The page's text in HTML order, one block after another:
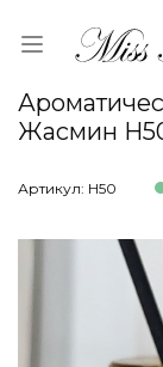
Жасмин
Артикул: Н50